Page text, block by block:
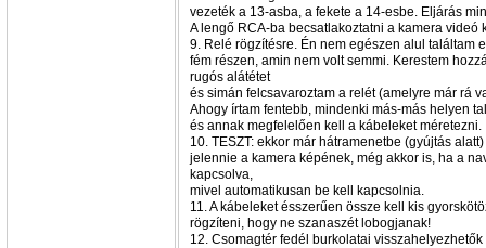
vezeték a 13-asba, a fekete a 14-esbe. Eljárás
A lengő RCA-ba becsatlakoztatni a kamera videó
9. Relé rögzítésre. Én nem egészen alul találtam
fém részen, amin nem volt semmi. Kerestem
rugós alátétet
és simán felcsavaroztam a relét (amelyre már rá
Ahogy írtam fentebb, mindenki más-más helyen
és annak megfelelően kell a kábeleket méretezni.
10. TESZT: ekkor már hátramenetbe (gyújtás
jelennie a kamera képének, még akkor is, ha a
kapcsolva,
mivel automatikusan be kell kapcsolnia.
11. A kábeleket ésszerűen össze kell kis
rögzíteni, hogy ne szanaszét lobogjanak!
12. Csomagtér fedél burkolatai visszahelyezhetők